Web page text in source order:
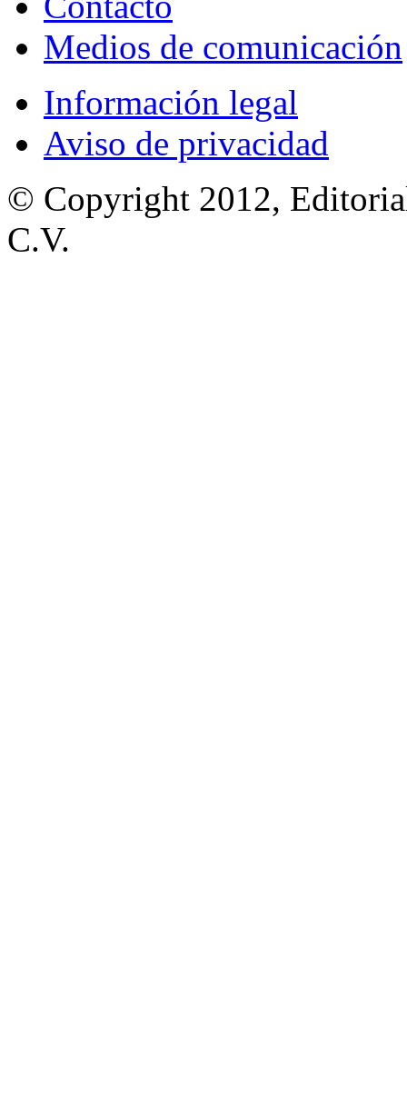
Medios de comunicación
Información legal
Aviso de privacidad
© Copyright 2012,
C.V.